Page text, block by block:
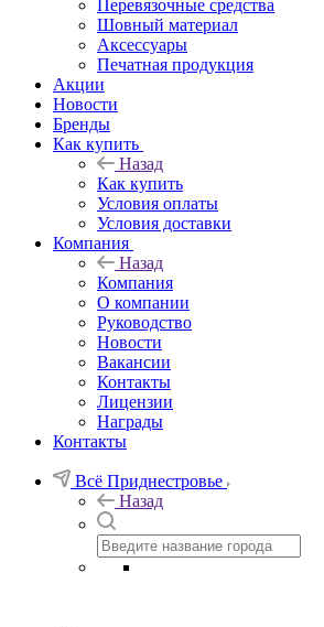
Перевязочные средства
Шовный материал
Аксессуары
Печатная продукция
Акции
Новости
Бренды
Как купить
Назад
Как купить
Условия оплаты
Условия доставки
Компания
Назад
Компания
О компании
Руководство
Новости
Вакансии
Контакты
Лицензии
Награды
Контакты
Всё Приднестровье
Назад